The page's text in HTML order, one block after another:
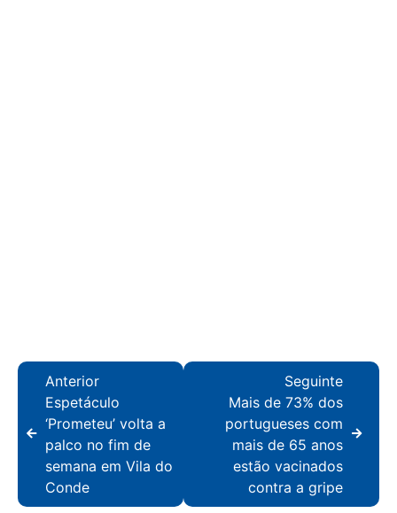
Anterior
Espetáculo
‘Prometeu’ volta a
palco no fim de
semana em Vila do
Conde
Seguinte
Mais de 73% dos
portugueses com
mais de 65 anos
estão vacinados
contra a gripe